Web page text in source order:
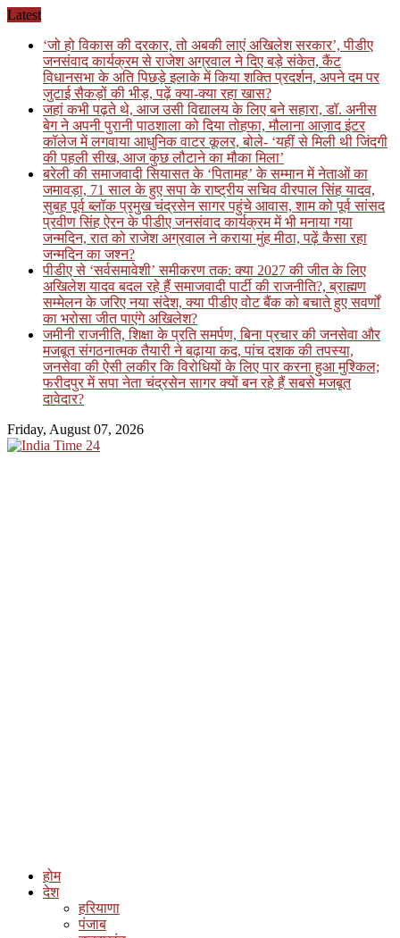
Skip
content
Latest
‘जो हो विकास की दरकार, तो अबकी लाएं अखिलेश सरकार’, पीडीए
जनसंवाद कार्यक्रम से राजेश अग्रवाल ने दिए बड़े संकेत, कैंट
विधानसभा के अति पिछड़े इलाके में किया शक्ति प्रदर्शन, अपने दम पर
जुटाई सैकड़ों की भीड़, पढ़ें क्या-क्या रहा खास?
जहां कभी पढ़ते थे, आज उसी विद्यालय के लिए बने सहारा, डॉ. अनीस
बेग ने अपनी पुरानी पाठशाला को दिया तोहफा, मौलाना आज़ाद इंटर
कॉलेज में लगवाया आधुनिक वाटर कूलर, बोले- ‘यहीं से मिली थी जिंदगी
की पहली सीख, आज कुछ लौटाने का मौका मिला’
बरेली की समाजवादी सियासत के ‘पितामह’ के सम्मान में नेताओं का
जमावड़ा, 71 साल के हुए सपा के राष्ट्रीय सचिव वीरपाल सिंह यादव,
सुबह पूर्व ब्लॉक प्रमुख चंद्रसेन सागर पहुंचे आवास, शाम को पूर्व सांसद
प्रवीण सिंह ऐरन के पीडीए जनसंवाद कार्यक्रम में भी मनाया गया
जन्मदिन, रात को राजेश अग्रवाल ने कराया मुंह मीठा, पढ़ें कैसा रहा
जन्मदिन का जश्न?
पीडीए से ‘सर्वसमावेशी’ समीकरण तक: क्या 2027 की जीत के लिए
अखिलेश यादव बदल रहे हैं समाजवादी पार्टी की राजनीति?, ब्राह्मण
सम्मेलन के जरिए नया संदेश, क्या पीडीए वोट बैंक को बचाते हुए सवर्णों
का भरोसा जीत पाएंगे अखिलेश?
जमीनी राजनीति, शिक्षा के प्रति समर्पण, बिना प्रचार की जनसेवा और
मजबूत संगठनात्मक तैयारी ने बढ़ाया कद, पांच दशक की तपस्या,
जनसेवा की ऐसी लकीर कि विरोधियों के लिए पार करना हुआ मुश्किल;
फरीदपुर में सपा नेता चंद्रसेन सागर क्यों बन रहे हैं सबसे मजबूत
दावेदार?
Friday, August 07, 2026
होम
देश
हरियाणा
पंजाब